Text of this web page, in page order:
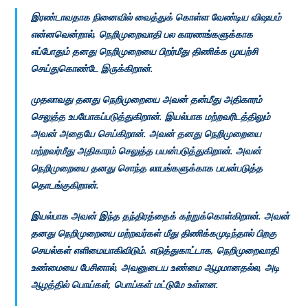
இரண்டாவதாக நினைவில் வைத்துக் கொள்ள வேண்டிய விஷயம்
என்னவென்றால், நெறிமுறைவாதி பல காரணங்களுக்காக
எப்போதும் தனது நெறிமுறையை பிறர்மீது திணிக்க முயற்சி
செய்துகொண்டே இருக்கிறான்.
முதலாவது தனது நெறிமுறையை அவன் தன்மீது அதிகாரம்
செலுத்த உபயோகப்படுத்துகிறான். இயல்பாக மற்றவரிடத்திலும்
அவன் அதையே செய்கிறான். அவன் தனது நெறிமுறையை
மற்றவர்மீது அதிகாரம் செலுத்த பயன்படுத்துகிறான். அவன்
நெறிமுறையை தனது சொந்த லாபங்களுக்காக பயன்படுத்த
தொடங்குகிறான்.
இயல்பாக அவன் இந்த தந்திரத்தைக் கற்றுக்கொள்கிறான். அவன்
தனது நெறிமுறையை மற்றவர்கள் மீது திணிக்கமுடிந்தால் பிறகு
செயல்கள் எளிமையாகிவிடும். எடுத்துகாட்டாக, நெறிமுறைவாதி
உண்மையை பேசினால், அவனுடைய உண்மை ஆழமானதல்ல, அடி
ஆழத்தில் பொய்கள், பொய்கள் மட்டுமே உள்ளன.